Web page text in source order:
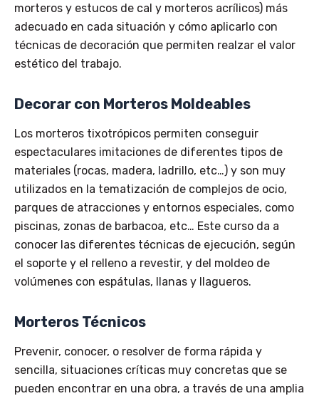
morteros y estucos de cal y morteros acrílicos) más
adecuado en cada situación y cómo aplicarlo con
técnicas de decoración que permiten realzar el valor
estético del trabajo.
Decorar con Morteros Moldeables
Los morteros tixotrópicos permiten conseguir
espectaculares imitaciones de diferentes tipos de
materiales (rocas, madera, ladrillo, etc…) y son muy
utilizados en la tematización de complejos de ocio,
parques de atracciones y entornos especiales, como
piscinas, zonas de barbacoa, etc… Este curso da a
conocer las diferentes técnicas de ejecución, según
el soporte y el relleno a revestir, y del moldeo de
volúmenes con espátulas, llanas y llagueros.
Morteros Técnicos
Prevenir, conocer, o resolver de forma rápida y
sencilla, situaciones críticas muy concretas que se
pueden encontrar en una obra, a través de una amplia